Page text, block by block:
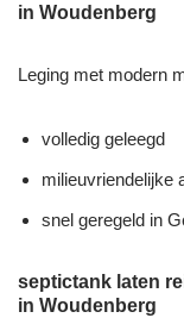
in Woudenberg
Leging met modern
volledig geleegd
milieuvriendelijke
snel geregeld in
septictank laten
in Woudenberg